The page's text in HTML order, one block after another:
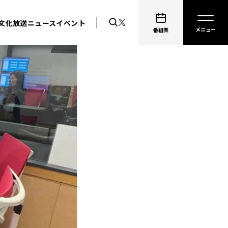
化放送ニュースイベント
番組表